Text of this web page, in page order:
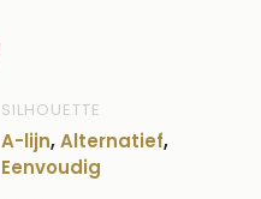
SILHOUETTE
A-lijn,Alternatief,
Eenvoudig